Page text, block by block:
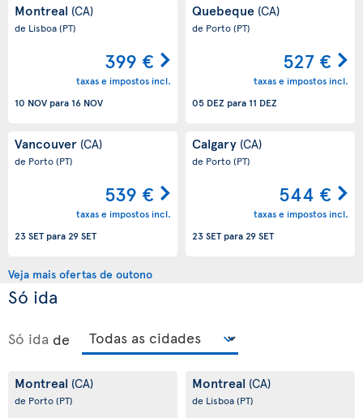
Montreal (CA)
de Lisboa(PT)
399 €
taxas e impostos incl.
10 NOV para16 NOV
Quebeque (CA)
de Porto(PT)
527 €
taxas e impostos incl.
05 DEZ para11 DEZ
Vancouver (CA)
de Porto(PT)
539 €
taxas e impostos incl.
23 SETpara29 SET
Calgary (CA)
de Porto(PT)
544 €
taxas e impostos incl.
23 SETpara29 SET
Veja mais ofertas de outono
Só ida
Só ida de
Montreal (CA)
de Porto(PT)
Montreal (CA)
de Lisboa(PT)